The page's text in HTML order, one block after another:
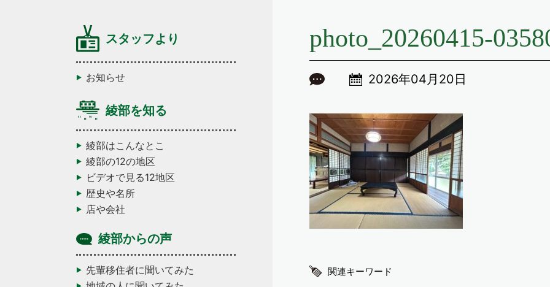
photo_20260415-
2026年04月20日
関連キーワード
スタッフより
お知らせ
綾部を知る
綾部はこんなとこ
綾部の12の地区
ビデオで見る12地区
歴史や名所
店や会社
綾部からの声
先輩移住者に聞いてみた